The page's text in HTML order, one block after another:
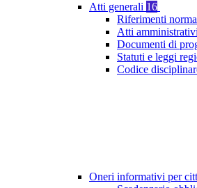
Atti generali 16
Riferimenti
Atti
Documenti di
Statuti e leggi
Codice
Oneri informativi per